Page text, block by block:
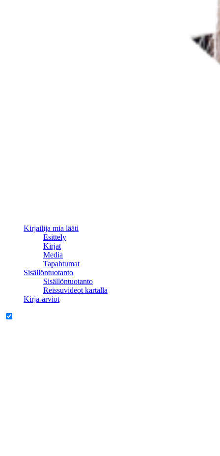
Kirjailija mia lääti
Esittely
Kirjat
Media
Tapahtumat
Sisällöntuotanto
Sisällöntuotanto
Reissuvideot kartalla
Kirja-arviot